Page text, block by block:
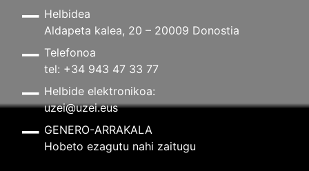
Helbidea
Aldapeta kalea, 20 – 20009 Donostia
Telefonoa
tel: +34 943 47 33 77
Helbide elektronikoa:
uzei@uzei.eus
GENERO-ARRAKALA
Hobeto ezagutu nahi zaitugu